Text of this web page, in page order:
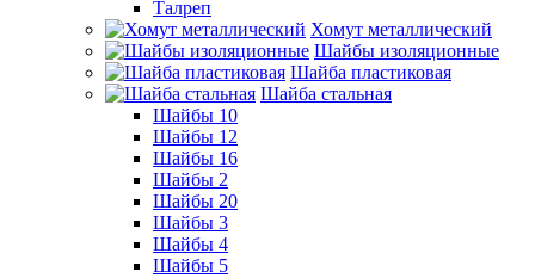
Талреп
Хомут металлический
Шайбы изоляционные
Шайба пластиковая
Шайба стальная
Шайбы 10
Шайбы 12
Шайбы 16
Шайбы 2
Шайбы 20
Шайбы 3
Шайбы 4
Шайбы 5